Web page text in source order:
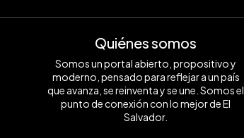
Quiénes somos
Somos un portal abierto, propositivo y
moderno, pensado para reflejar a un país
que avanza, se reinventa y se une. Somos el
punto de conexión con lo mejor de El
Salvador.